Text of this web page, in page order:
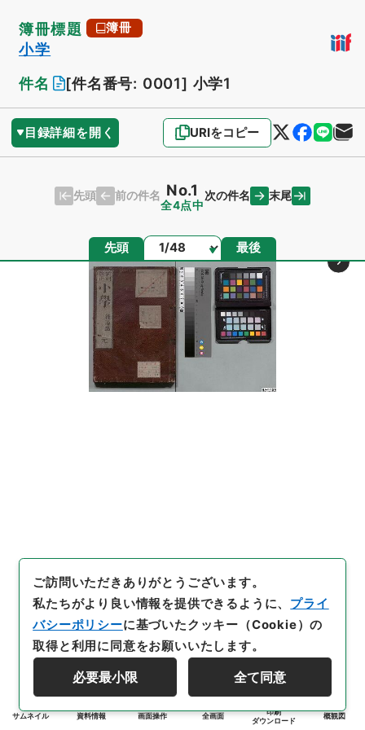
簿冊標題 簿冊
小学
件名
[件名番号: 0001] 小学1
目録詳細を開く URIをコピー
先頭 前の件名 No.1
全4点中
次の件名 末尾
先頭 ページ 最後
サムネイル 資料情報 画面操作 全画面
印刷
ダウンロード
概観図
ご訪問いただきありがとうございます。
私たちがより良い情報を提供できるように、 プライ
バシーポリシーに基づいたクッキー（Cookie）の
取得と利用に同意をお願いいたします。
必要最小限 全て同意